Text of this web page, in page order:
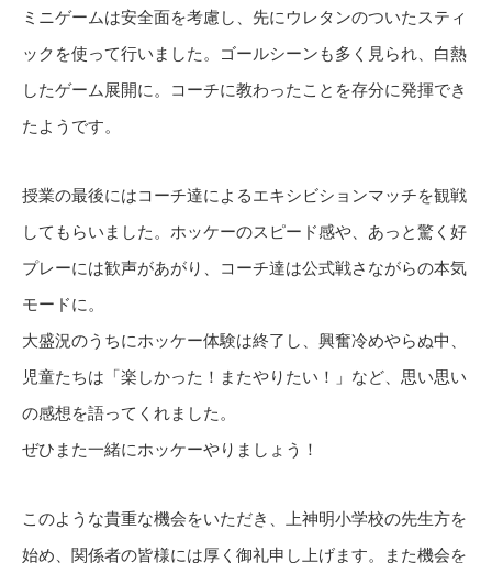
ミニゲームは安全面を考慮し、先にウレタンのついたスティ
ックを使って行いました。ゴールシーンも多く見られ、白熱
したゲーム展開に。コーチに教わったことを存分に発揮でき
たようです。
授業の最後にはコーチ達によるエキシビションマッチを観戦
してもらいました。ホッケーのスピード感や、あっと驚く好
プレーには歓声があがり、コーチ達は公式戦さながらの本気
モードに。
大盛況のうちにホッケー体験は終了し、興奮冷めやらぬ中、
児童たちは「楽しかった！またやりたい！」など、思い思い
の感想を語ってくれました。
ぜひまた一緒にホッケーやりましょう！
このような貴重な機会をいただき、上神明小学校の先生方を
始め、関係者の皆様には厚く御礼申し上げます。また機会を